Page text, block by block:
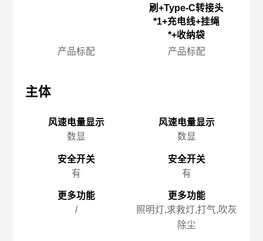
产品标配
主体
风速电量显示
数显
安全开关
有
更多功能
/
刷+Type-C转接头
*1+充电线+挂绳
*+收纳袋
产品标配
风速电量显示
数显
安全开关
有
更多功能
照明灯,求救灯,打气,吹灰
除尘